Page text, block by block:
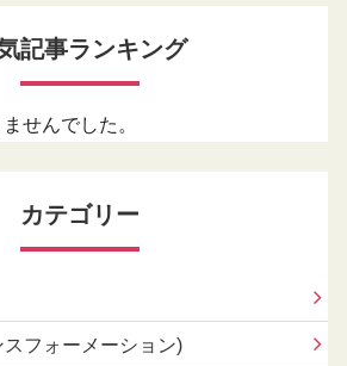
記事ランキング
せんでした。
カテゴリー
フォーメーション)